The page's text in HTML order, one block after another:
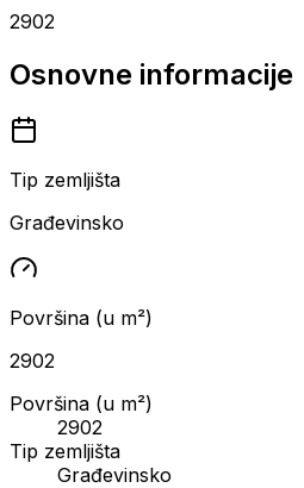
2902
Osnovne informacije
Tip zemljišta
Građevinsko
Površina (u m²)
2902
Površina (u m²)
2902
Tip zemljišta
Građevinsko